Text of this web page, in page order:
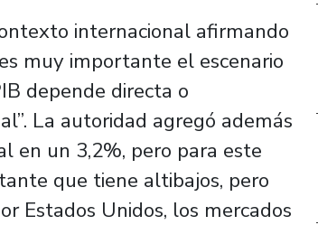
internacional afirmando
muy importante el escenario
depende directa o
La autoridad agregó además
en un 3,2%, pero para este
que tiene altibajos, pero
Estados Unidos, los mercados